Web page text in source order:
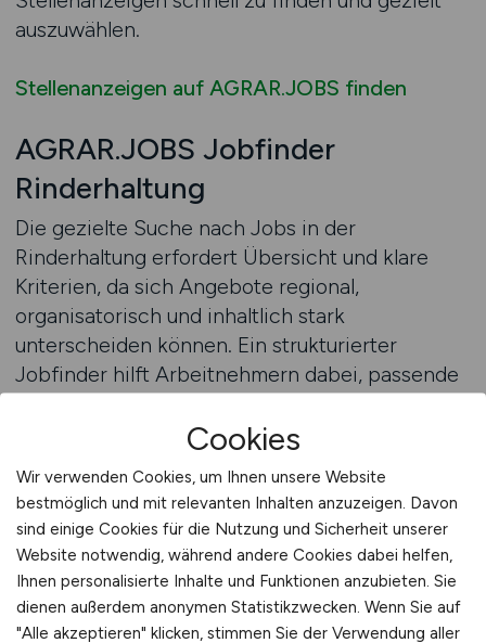
auszuwählen.
Stellenanzeigen auf AGRAR.JOBS finden
AGRAR.JOBS Jobfinder
Rinderhaltung
Die gezielte Suche nach Jobs in der
Rinderhaltung erfordert Übersicht und klare
Kriterien, da sich Angebote regional,
organisatorisch und inhaltlich stark
unterscheiden können. Ein strukturierter
Jobfinder hilft Arbeitnehmern dabei, passende
den eigenen Suchprozess sinnvoll zu steuern.
Arbeit auch Aufgaben in Ausbildung oder
Anleitung übernehmen möchten, ist eine
präzise Auswahl entscheidend. So lassen sich
Stellen finden, die sowohl fachlich als auch
persönlich überzeugen.
Cookies
Wir verwenden Cookies, um Ihnen unsere Website
bestmöglich und mit relevanten Inhalten anzuzeigen. Davon
sind einige Cookies für die Nutzung und Sicherheit unserer
Website notwendig, während andere Cookies dabei helfen,
Ihnen personalisierte Inhalte und Funktionen anzubieten. Sie
dienen außerdem anonymen Statistikzwecken. Wenn Sie auf
"Alle akzeptieren" klicken, stimmen Sie der Verwendung aller